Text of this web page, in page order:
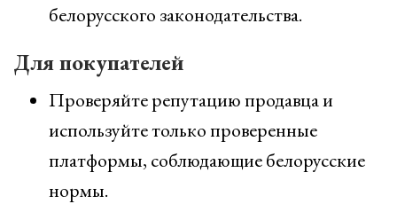
белорусского законодательства.
Для покупателей
Проверяйте репутацию продавца и
используйте только проверенные
платформы, соблюдающие белорусские
нормы.